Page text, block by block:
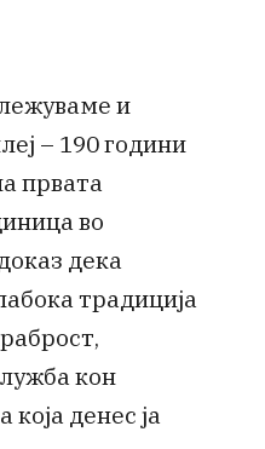
и
– 190 години
првата
во
дека
традиција
кон
денес ја